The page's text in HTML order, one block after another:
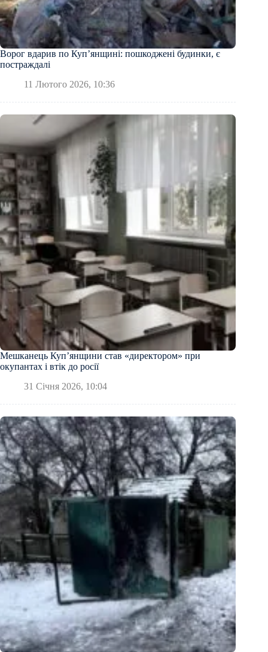
Ворог вдарив по Куп’янщині: пошкоджені будинки, є
постраждалі
11 Лютого 2026, 10:36
Мешканець Куп’янщини став «директором» при
окупантах і втік до росії
31 Січня 2026, 10:04